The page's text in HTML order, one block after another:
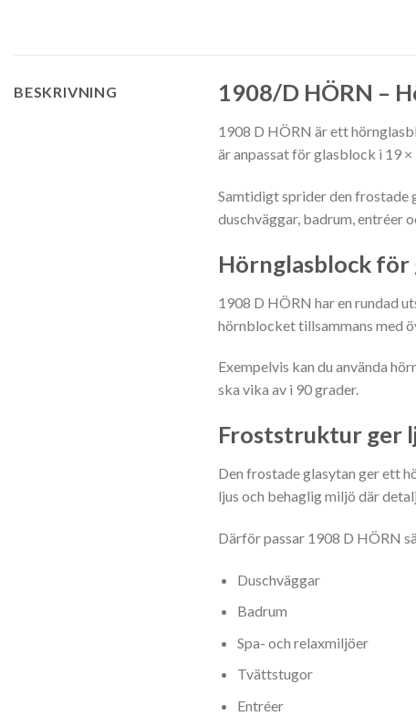
BESKRIVNING 1908/D HÖRN –
1908 D HÖRN är ett
är anpassat för glasblock i 19
Samtidigt sprider den frostade
duschväggar, badrum, entréer
Hörnglasblock för
1908 D HÖRN har en rundad
hörnblocket tillsammans med
Exempelvis kan du använda
ska vika av i 90 grader.
Froststruktur ger
Den frostade glasytan ger ett
ljus och behaglig miljö där
Därför passar 1908 D HÖRN
Duschväggar
Badrum
Spa- och relaxmiljöer
Tvättstugor
Entréer